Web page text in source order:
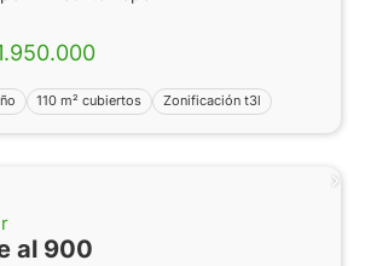
110 m² cubiertos Zonificación t3l
al 900